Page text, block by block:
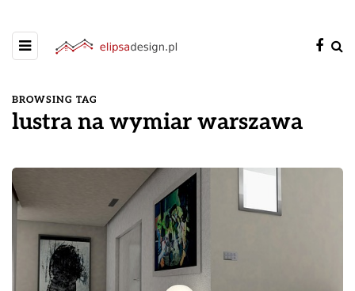
BROWSING TAG
lustra na wymiar warszawa